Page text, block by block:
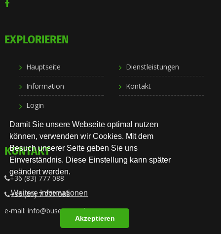
Damit Sie unsere Webseite optimal nutzen
können, verwenden wir Cookies. Mit dem
Besuch unserer Seite geben Sie uns
Einverständnis. Diese Einstellung kann später
geändert werden.
Weitere Informationen
Akzeptieren
EXPLORIEREN
Hauptseite Dienstleistungen
Information Kontakt
Login
KONTAKT
+36 (83) 777 088
+36 (20) 7 777 088
e-mail: info@busexpress.hu